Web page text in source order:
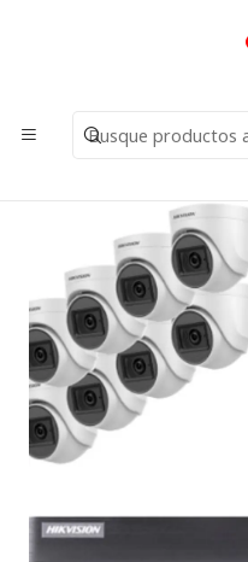
Kit
Kit FHD 16 cámaras con